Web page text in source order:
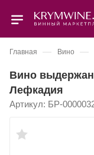
Главная — Вино —
Вино
Лефкадия
Артикул: БР-